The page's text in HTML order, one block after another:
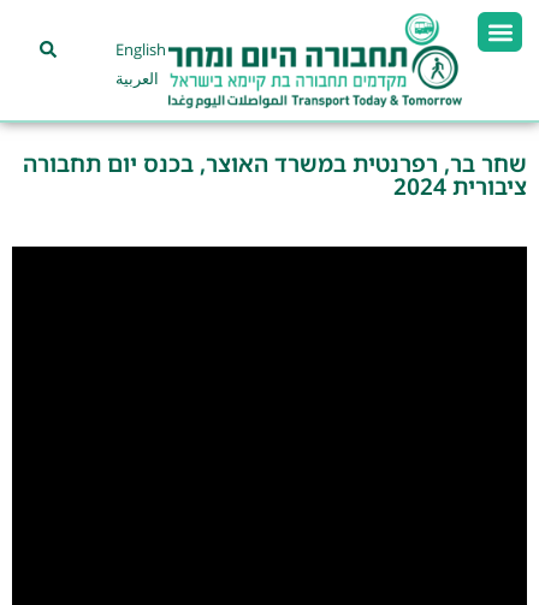
English
العربية
שחר בר, רפרנטית במשרד האוצר, בכנס יום תחבורה
ציבורית 2024